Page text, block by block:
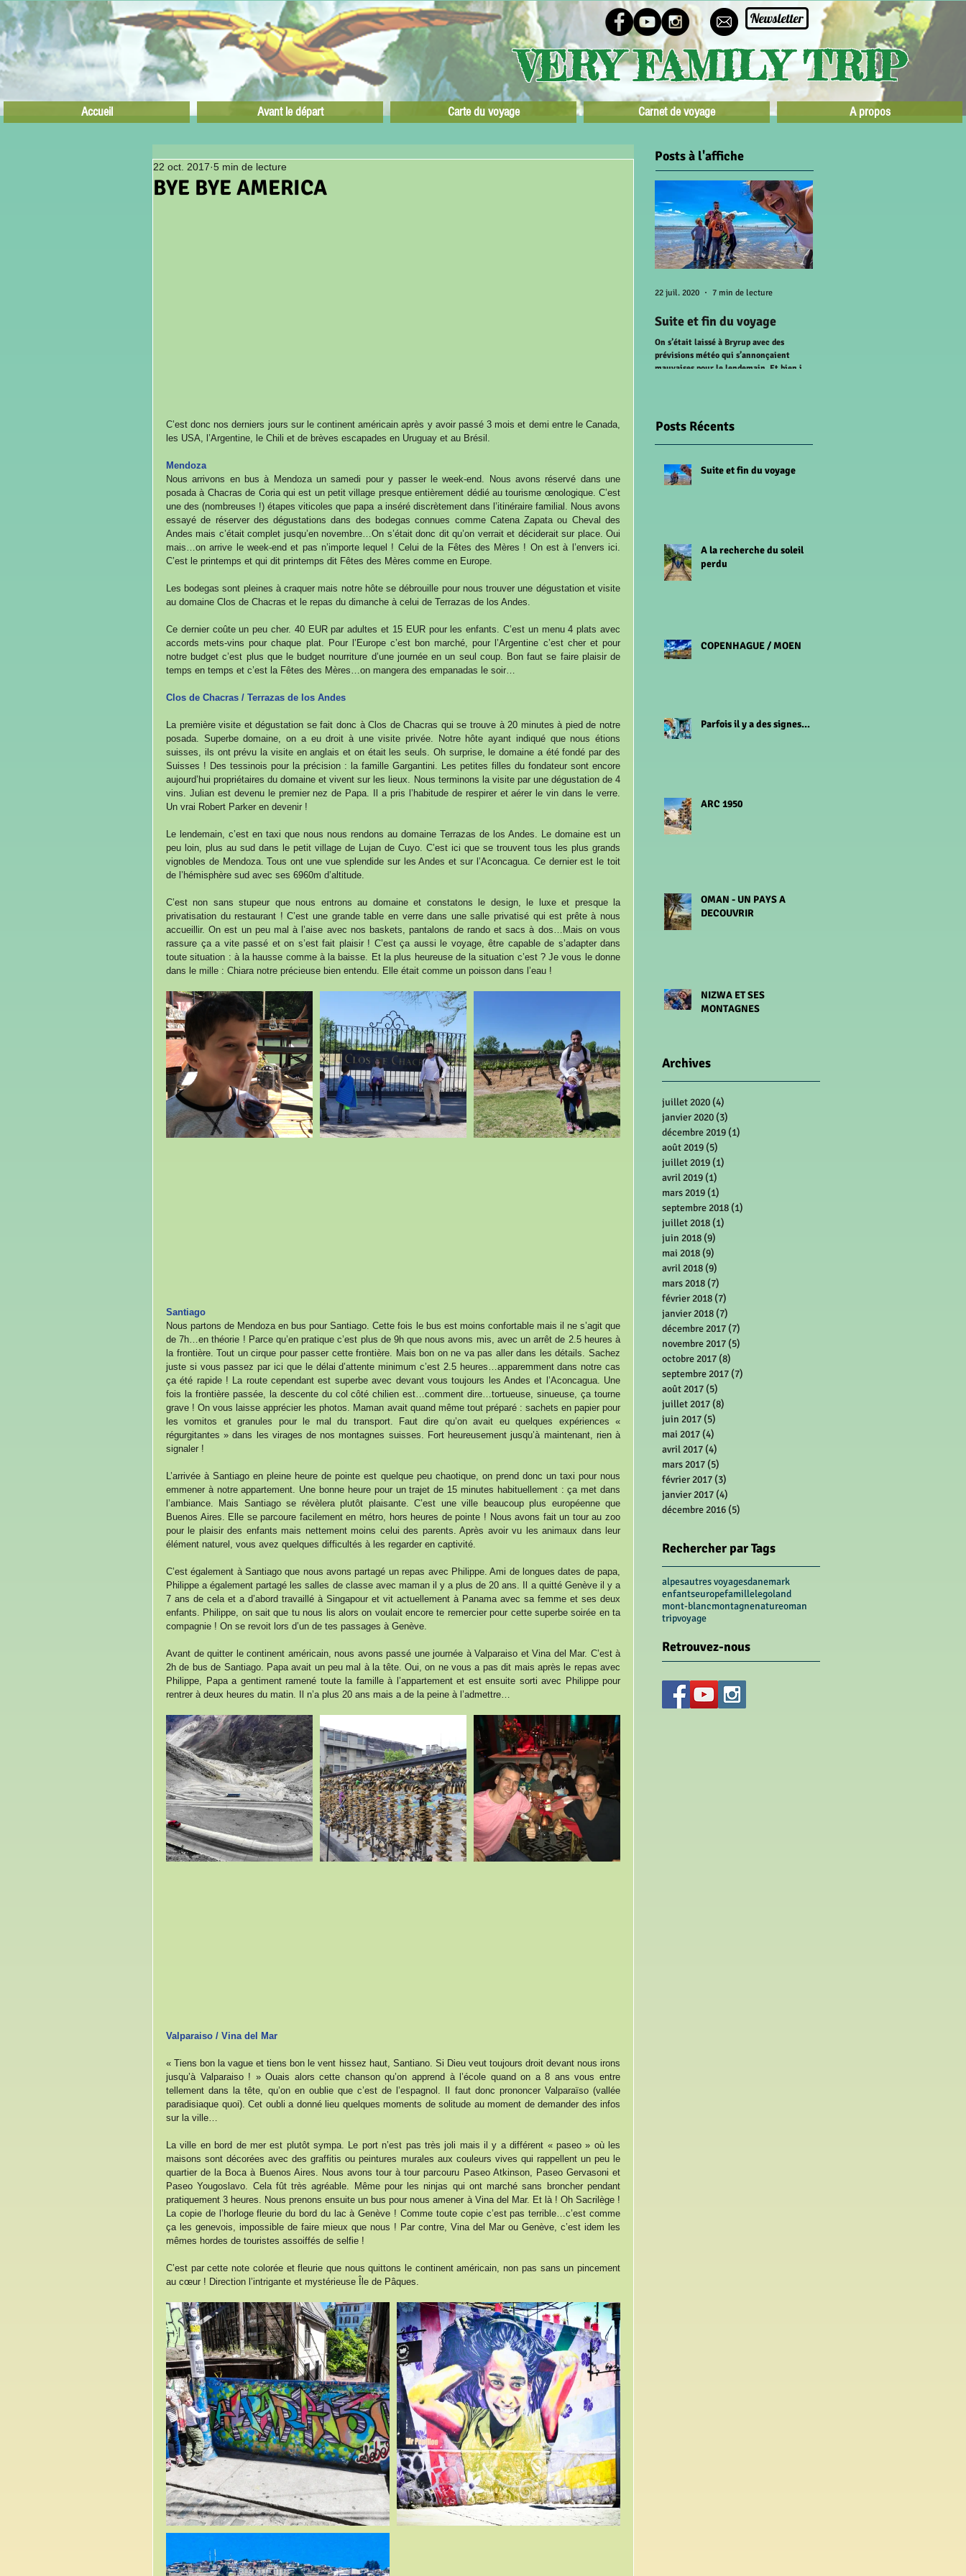
Accueil Avant le départ Carte du voyage Carnet de voyage A propos
VERY FAMILY TRIP
Newsletter
BYE BYE AMERICA
22 oct. 2017 5 min de lecture
C’est donc nos derniers jours sur le continent américain après y avoir passé 3 mois et demi entre le Canada,
les USA, l’Argentine, le Chili et de brèves escapades en Uruguay et au Brésil.
Mendoza
Nous arrivons en bus à Mendoza un samedi pour y passer le week-end. Nous avons réservé dans une
posada à Chacras de Coria qui est un petit village presque entièrement dédié au tourisme œnologique. C’est
une des (nombreuses !) étapes viticoles que papa a inséré discrètement dans l’itinéraire familial. Nous avons
essayé de réserver des dégustations dans des bodegas connues comme Catena Zapata ou Cheval des
Andes mais c’était complet jusqu’en novembre…On s’était donc dit qu’on verrait et déciderait sur place. Oui
mais…on arrive le week-end et pas n’importe lequel ! Celui de la Fêtes des Mères ! On est à l’envers ici.
C’est le printemps et qui dit printemps dit Fêtes des Mères comme en Europe.
Les bodegas sont pleines à craquer mais notre hôte se débrouille pour nous trouver une dégustation et visite
au domaine Clos de Chacras et le repas du dimanche à celui de Terrazas de los Andes.
Ce dernier coûte un peu cher. 40 EUR par adultes et 15 EUR pour les enfants. C’est un menu 4 plats avec
accords mets-vins pour chaque plat. Pour l’Europe c’est bon marché, pour l’Argentine c’est cher et pour
notre budget c’est plus que le budget nourriture d’une journée en un seul coup. Bon faut se faire plaisir de
temps en temps et c’est la Fêtes des Mères…on mangera des empanadas le soir…
Clos de Chacras / Terrazas de los Andes
La première visite et dégustation se fait donc à Clos de Chacras qui se trouve à 20 minutes à pied de notre
posada. Superbe domaine, on a eu droit à une visite privée. Notre hôte ayant indiqué que nous étions
suisses, ils ont prévu la visite en anglais et on était les seuls. Oh surprise, le domaine a été fondé par des
Suisses ! Des tessinois pour la précision : la famille Gargantini. Les petites filles du fondateur sont encore
aujourd’hui propriétaires du domaine et vivent sur les lieux. Nous terminons la visite par une dégustation de 4
vins. Julian est devenu le premier nez de Papa. Il a pris l’habitude de respirer et aérer le vin dans le verre.
Un vrai Robert Parker en devenir !
Le lendemain, c’est en taxi que nous nous rendons au domaine Terrazas de los Andes. Le domaine est un
peu loin, plus au sud dans le petit village de Lujan de Cuyo. C’est ici que se trouvent tous les plus grands
vignobles de Mendoza. Tous ont une vue splendide sur les Andes et sur l’Aconcagua. Ce dernier est le toit
de l’hémisphère sud avec ses 6960m d’altitude.
C’est non sans stupeur que nous entrons au domaine et constatons le design, le luxe et presque la
privatisation du restaurant ! C’est une grande table en verre dans une salle privatisé qui est prête à nous
accueillir. On est un peu mal à l’aise avec nos baskets, pantalons de rando et sacs à dos…Mais on vous
rassure ça a vite passé et on s’est fait plaisir ! C’est ça aussi le voyage, être capable de s’adapter dans
toute situation : à la hausse comme à la baisse. Et la plus heureuse de la situation c’est ? Je vous le donne
dans le mille : Chiara notre précieuse bien entendu. Elle était comme un poisson dans l’eau !
Santiago
Nous partons de Mendoza en bus pour Santiago. Cette fois le bus est moins confortable mais il ne s’agit que
de 7h…en théorie ! Parce qu’en pratique c’est plus de 9h que nous avons mis, avec un arrêt de 2.5 heures à
la frontière. Tout un cirque pour passer cette frontière. Mais bon on ne va pas aller dans les détails. Sachez
juste si vous passez par ici que le délai d’attente minimum c’est 2.5 heures…apparemment dans notre cas
ça été rapide ! La route cependant est superbe avec devant vous toujours les Andes et l’Aconcagua. Une
fois la frontière passée, la descente du col côté chilien est…comment dire…tortueuse, sinueuse, ça tourne
grave ! On vous laisse apprécier les photos. Maman avait quand même tout préparé : sachets en papier pour
les vomitos et granules pour le mal du transport. Faut dire qu’on avait eu quelques expériences «
régurgitantes » dans les virages de nos montagnes suisses. Fort heureusement jusqu’à maintenant, rien à
signaler !
L’arrivée à Santiago en pleine heure de pointe est quelque peu chaotique, on prend donc un taxi pour nous
emmener à notre appartement. Une bonne heure pour un trajet de 15 minutes habituellement : ça met dans
l’ambiance. Mais Santiago se révèlera plutôt plaisante. C’est une ville beaucoup plus européenne que
Buenos Aires. Elle se parcoure facilement en métro, hors heures de pointe ! Nous avons fait un tour au zoo
pour le plaisir des enfants mais nettement moins celui des parents. Après avoir vu les animaux dans leur
élément naturel, vous avez quelques difficultés à les regarder en captivité.
C’est également à Santiago que nous avons partagé un repas avec Philippe. Ami de longues dates de papa,
Philippe a également partagé les salles de classe avec maman il y a plus de 20 ans. Il a quitté Genève il y a
7 ans de cela et a d’abord travaillé à Singapour et vit actuellement à Panama avec sa femme et ses deux
enfants. Philippe, on sait que tu nous lis alors on voulait encore te remercier pour cette superbe soirée en ta
compagnie ! On se revoit lors d’un de tes passages à Genève.
Avant de quitter le continent américain, nous avons passé une journée à Valparaiso et Vina del Mar. C’est à
2h de bus de Santiago. Papa avait un peu mal à la tête. Oui, on ne vous a pas dit mais après le repas avec
Philippe, Papa a gentiment ramené toute la famille à l’appartement et est ensuite sorti avec Philippe pour
rentrer à deux heures du matin. Il n’a plus 20 ans mais a de la peine à l’admettre…
Valparaiso / Vina del Mar
« Tiens bon la vague et tiens bon le vent hissez haut, Santiano. Si Dieu veut toujours droit devant nous irons
jusqu’à Valparaiso ! » Ouais alors cette chanson qu’on apprend à l’école quand on a 8 ans vous entre
tellement dans la tête, qu’on en oublie que c’est de l’espagnol. Il faut donc prononcer Valparaïso (vallée
paradisiaque quoi). Cet oubli a donné lieu quelques moments de solitude au moment de demander des infos
sur la ville…
La ville en bord de mer est plutôt sympa. Le port n’est pas très joli mais il y a différent « paseo » où les
maisons sont décorées avec des graffitis ou peintures murales aux couleurs vives qui rappellent un peu le
quartier de la Boca à Buenos Aires. Nous avons tour à tour parcouru Paseo Atkinson, Paseo Gervasoni et
Paseo Yougoslavo. Cela fût très agréable. Même pour les ninjas qui ont marché sans broncher pendant
pratiquement 3 heures. Nous prenons ensuite un bus pour nous amener à Vina del Mar. Et là ! Oh Sacrilège !
La copie de l’horloge fleurie du bord du lac à Genève ! Comme toute copie c’est pas terrible…c’est comme
ça les genevois, impossible de faire mieux que nous ! Par contre, Vina del Mar ou Genève, c’est idem les
mêmes hordes de touristes assoiffés de selfie !
C’est par cette note colorée et fleurie que nous quittons le continent américain, non pas sans un pincement
au cœur ! Direction l’intrigante et mystérieuse Île de Pâques.
Posts à l'affiche
Suite et fin du voyage
On s’était laissé à Bryrup avec des
prévisions météo qui s’annonçaient
mauvaises pour le lendemain. Et bien il a
22 juil. 2020 7 min de lecture
Posts Récents
Suite et fin du voyage
A la recherche du soleil
perdu
COPENHAGUE / MOEN
Parfois il y a des signes...
ARC 1950
OMAN - UN PAYS A
DECOUVRIR
NIZWA ET SES
MONTAGNES
Archives
juillet 2020 (4)
janvier 2020 (3)
décembre 2019 (1)
août 2019 (5)
juillet 2019 (1)
avril 2019 (1)
mars 2019 (1)
septembre 2018 (1)
juillet 2018 (1)
juin 2018 (9)
mai 2018 (9)
avril 2018 (9)
mars 2018 (7)
février 2018 (7)
janvier 2018 (7)
décembre 2017 (7)
novembre 2017 (5)
octobre 2017 (8)
septembre 2017 (7)
août 2017 (5)
juillet 2017 (8)
juin 2017 (5)
mai 2017 (4)
avril 2017 (4)
mars 2017 (5)
février 2017 (3)
janvier 2017 (4)
décembre 2016 (5)
Rechercher par Tags
alpesautres voyagesdanemark
enfantseuropefamillelegoland
mont-blancmontagnenatureoman
tripvoyage
Retrouvez-nous